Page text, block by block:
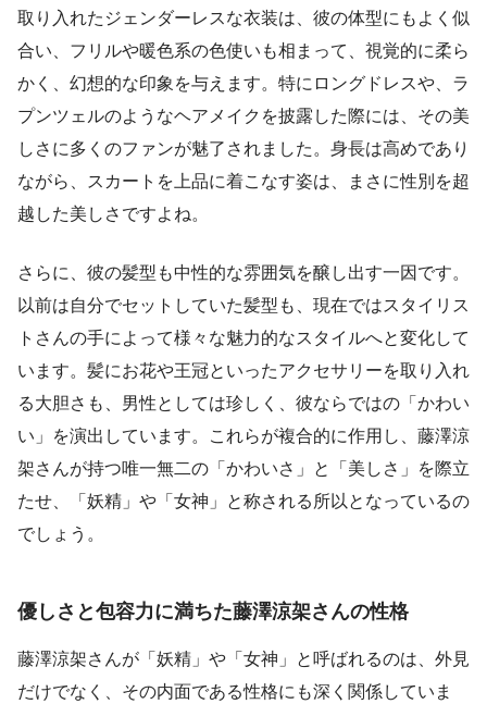
取り入れたジェンダーレスな衣装は、彼の体型にもよく似
合い、フリルや暖色系の色使いも相まって、視覚的に柔ら
かく、幻想的な印象を与えます。特にロングドレスや、ラ
プンツェルのようなヘアメイクを披露した際には、その美
しさに多くのファンが魅了されました。身長は高めであり
ながら、スカートを上品に着こなす姿は、まさに性別を超
越した美しさですよね。
さらに、彼の髪型も中性的な雰囲気を醸し出す一因です。
以前は自分でセットしていた髪型も、現在ではスタイリス
トさんの手によって様々な魅力的なスタイルへと変化して
います。髪にお花や王冠といったアクセサリーを取り入れ
る大胆さも、男性としては珍しく、彼ならではの「かわい
い」を演出しています。これらが複合的に作用し、藤澤涼
架さんが持つ唯一無二の「かわいさ」と「美しさ」を際立
たせ、「妖精」や「女神」と称される所以となっているの
でしょう。
優しさと包容力に満ちた藤澤涼架さんの性格
藤澤涼架さんが「妖精」や「女神」と呼ばれるのは、外見
だけでなく、その内面である性格にも深く関係していま